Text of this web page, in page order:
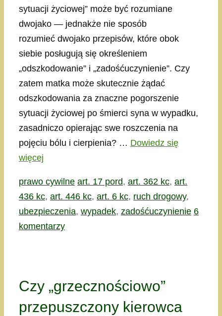
sytuacji życiowej” może być rozumiane
dwojako — jednakże nie sposób
rozumieć dwojako przepisów, które obok
siebie posługują się określeniem
„odszkodowanie” i „zadośćuczynienie”. Czy
zatem matka może skutecznie żądać
odszkodowania za znaczne pogorszenie
sytuacji życiowej po śmierci syna w wypadku,
zasadniczo opierając swe roszczenia na
pojęciu bólu i cierpienia? … Dowiedz się
więcej
Kategorie
prawo cywilne Tagi
art. 17 pord, art. 362 kc, art.
436 kc, art. 446 kc, art. 6 kc, ruch drogowy,
ubezpieczenia, wypadek, zadośćuczynienie 6
komentarzy
Czy „grzecznościowo”
przepuszczony kierowca